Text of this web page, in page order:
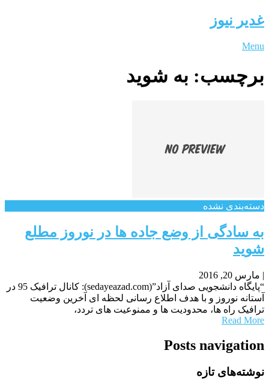
غدیر نیوز
Menu
برچسب: به شوید
دسته‌بندی نشده
به سادگی از وضع جاده ها در نوروز مطلع
شوید
| مارس 20, 2016
“پایگاه دانشجویی صدای آزاد”(sedayeazad.com): کانال ترافیک 95 در
آستانه نوروز و با هدف اطلاع رسانی لحظه ای آخرین وضعیت
ترافیک راه ها، محدودیت ها و ممنوعیت های تردد،
Read More
Posts navigation
نوشته‌های تازه